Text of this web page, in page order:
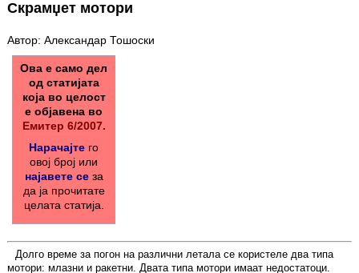
Скрамџет мотори
Автор: Александар Тошоски
Ова е само дел
од статијата
која во целост
е објавена во
Емитер 6/2007.
Нарачајте го
овој број или
најавете сеза
да ја прочитате
целата статија.
Долго време за погон на различни летала се користеле два типа
мотори: млазни и ракетни. Двата типа мотори имаат недостатоци.